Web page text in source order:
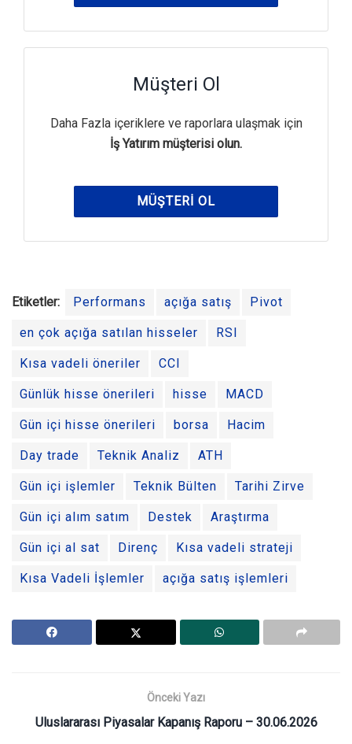
Müşteri Ol
Daha Fazla içeriklere ve raporlara ulaşmak için
İş Yatırım müşterisi olun.
MÜŞTERI OL
Etiketler: Performans açığa satış Pivot
en çok açığa satılan hisseler RSI
Kısa vadeli öneriler CCI
Günlük hisse önerileri hisse MACD
Gün içi hisse önerileri borsa Hacim
Day trade Teknik Analiz ATH
Gün içi işlemler Teknik Bülten Tarihi Zirve
Gün içi alım satım Destek Araştırma
Gün içi al sat Direnç Kısa vadeli strateji
Kısa Vadeli İşlemler açığa satış işlemleri
Önceki Yazı
Uluslararası Piyasalar Kapanış Raporu – 30.06.2026